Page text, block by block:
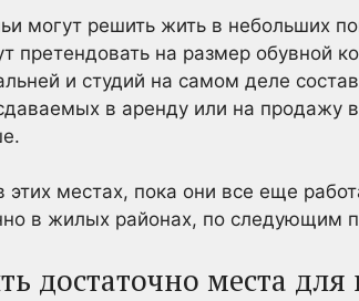
могут решить жить в небольших
претендовать на размер обувной
и студий на самом деле
в аренду или на продажу
местах, пока они все еще
в жилых районах, по следующим
достаточно места для